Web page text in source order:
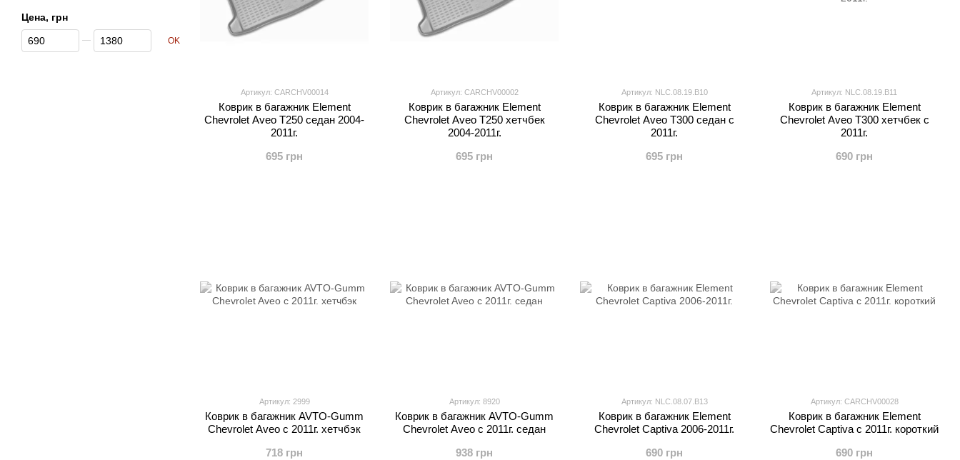
Артикул: CARCHV00014
Коврик в багажник Element
Chevrolet Aveo T250 седан 2004-
2011г.
695 грн
Артикул: CARCHV00002
Коврик в багажник Element
Chevrolet Aveo T250 хетчбек
2004-2011г.
695 грн
Артикул: NLC.08.19.B10
Коврик в багажник Element
Chevrolet Aveo T300 седан с
2011г.
695 грн
Артикул: NLC.08.19.B11
Коврик в багажник Element
Chevrolet Aveo T300 хетчбек с
2011г.
690 грн
Артикул: 2999
Коврик в багажник AVTO-Gumm
Chevrolet Aveo c 2011г. хетчбэк
718 грн
Артикул: 8920
Коврик в багажник AVTO-Gumm
Chevrolet Aveo с 2011г. седан
938 грн
Артикул: NLC.08.07.B13
Коврик в багажник Element
Chevrolet Captiva 2006-2011г.
690 грн
Артикул: CARCHV00028
Коврик в багажник Element
Chevrolet Captiva с 2011г. короткий
690 грн
Цена, грн
От Цена, грн
До Цена, грн OK